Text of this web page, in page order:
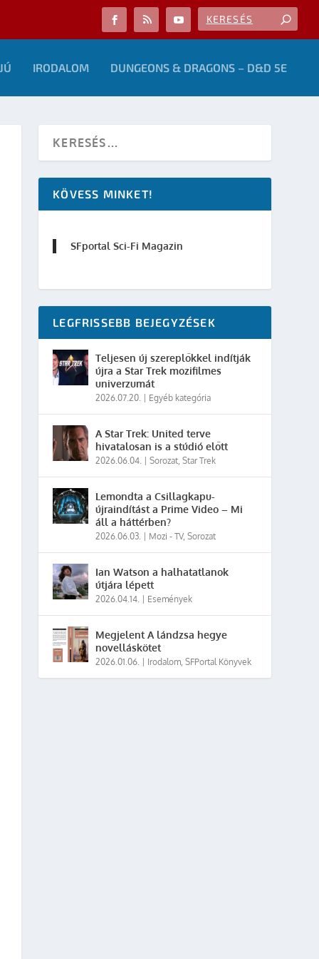
IRODALOM DUNGEONS & DRAGONS – D&D 5E
KÖVESS MINKET!
SFportal Sci-Fi Magazin
LEGFRISSEBB BEJEGYZÉSEK
Teljesen új szereplőkkel indítják
újra a Star Trek mozifilmes
univerzumát
2026.07.20. Egyéb kategória
A Star Trek: United terve
hivatalosan is a stúdió előtt
2026.06.04. |Sorozat,Star Trek
Lemondta a Csillagkapu-
újraindítást a Prime Video – Mi
áll a háttérben?
2026.06.03. Mozi - TV,Sorozat
Ian Watson a halhatatlanok
útjára lépett
2026.04.14. Események
Megjelent A lándzsa hegye
novelláskötet
2026.01.06. Irodalom,SFPortal Könyvek